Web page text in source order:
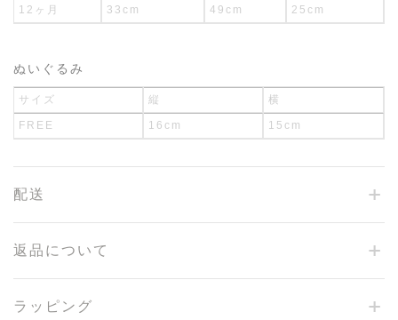
12ヶ月 33cm 49cm 25cm
ぬいぐるみ
サイズ 縦 横
FREE 16cm 15cm
配送
返品について
ラッピング